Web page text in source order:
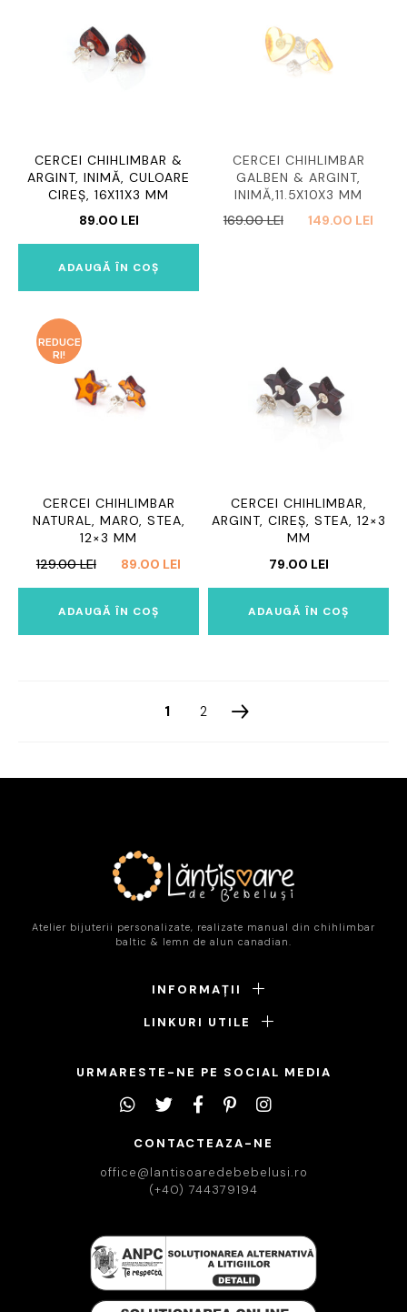
CERCEI CHIHLIMBAR &
ARGINT, INIMĂ, CULOARE
CIREȘ, 16X11X3 MM
89.00 LEI
ADAUGĂ ÎN COȘ
CERCEI CHIHLIMBAR
GALBEN & ARGINT,
INIMĂ,11.5X10X3 MM
169.00LEI
PREȚUL
149.00 LEI
CERCEI CHIHLIMBAR
NATURAL, MARO, STEA,
12×3 MM
REDUCE
RI!
129.00LEI
PREȚUL
INIȚIAL
A
89.00 LEI
CURENT
ADAUGĂ ÎN COȘ
CERCEI CHIHLIMBAR,
ARGINT, CIREȘ, STEA, 12×3
MM
79.00 LEI
ADAUGĂ ÎN COȘ
1 2
Atelier bijuterii personalizate, realizate manual din chihlimbar
baltic & lemn de alun canadian.
INFORMAȚII
LINKURI UTILE
URMARESTE-NE PE SOCIAL MEDIA
CONTACTEAZA-NE
office@lantisoaredebebelusi.ro
(+40) 744379194